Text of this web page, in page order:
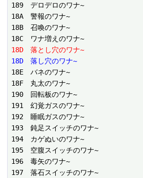
189　デロデロのワナ~
18A　警報のワナ~
18B　召喚のワナ~
18D　落とし穴のワナ~
18D　落し穴のワナ~
18E　バネのワナ~
18F　丸太のワナ~
190　回転板のワナ~
191　幻覚ガスのワナ~
192　睡眠ガスのワナ~
193　鈍足スイッチのワナ~
194　カゲぬいのワナ~
195　空腹スイッチのワナ~
196　毒矢のワナ~
197　落石スイッチのワナ~